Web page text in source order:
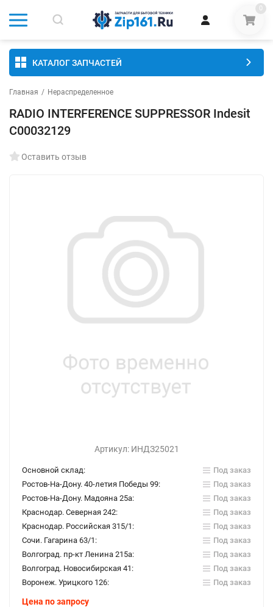
0
КАТАЛОГ ЗАПЧАСТЕЙ
Главная / Нераспределенное
RADIO INTERFERENCE SUPPRESSOR Indesit
C00032129
Оставить отзыв
Артикул: ИНДЗ25021
Основной склад:
Под заказ
Ростов-На-Дону. 40-летия Победы 99:
Под заказ
Ростов-На-Дону. Мадояна 25а:
Под заказ
Краснодар. Северная 242:
Под заказ
Краснодар. Российская 315/1:
Под заказ
Сочи. Гагарина 63/1:
Под заказ
Волгоград. пр-кт Ленина 215а:
Под заказ
Волгоград. Новосибирская 41:
Под заказ
Воронеж. Урицкого 126:
Под заказ
Цена по запросу